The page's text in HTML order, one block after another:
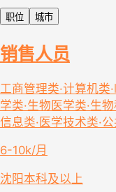
职位 城市
销售人员
工商管理类·计算机类
学类·生物医学类·生
信息类·医学技术类·
6-10k/月
沈阳本科及以上